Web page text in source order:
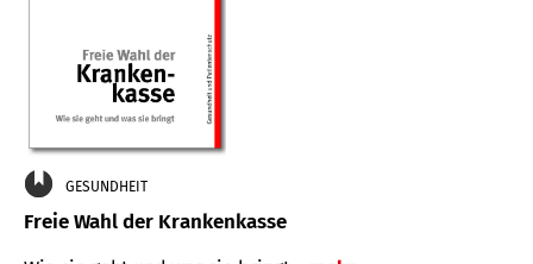
GESUNDHEIT
Freie Wahl der Krankenkasse